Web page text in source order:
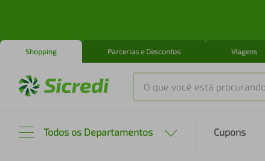
Shopping Parcerias e Descontos Viagens
O que você está procurando?
Todos os Departamentos Cupons